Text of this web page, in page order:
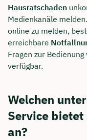
Hausratschaden
Medienkanäle
online zu melden,
erreichbare
Fragen zur
verfügbar.
Welchen
Service bietet
an?